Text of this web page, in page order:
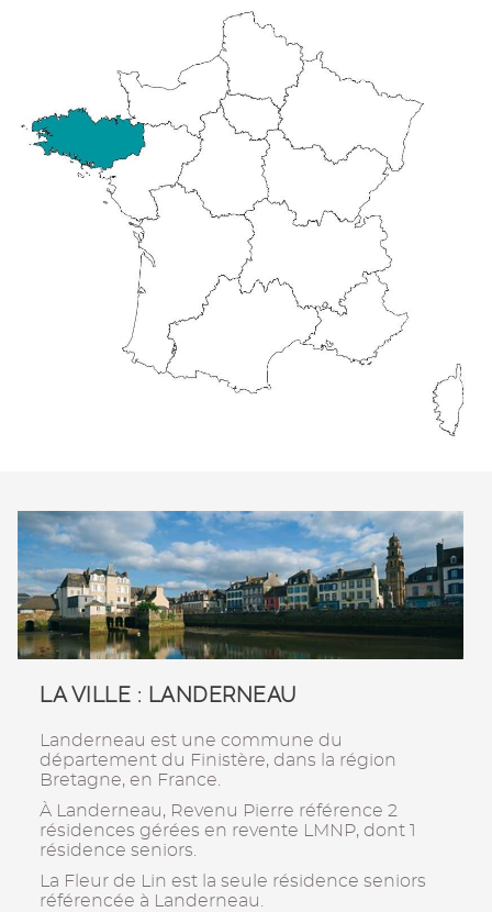
LA VILLE : LANDERNEAU
Landerneau est une commune du
département du Finistère, dans la région
Bretagne, en France.
À Landerneau, Revenu Pierre référence 2
résidences gérées en revente LMNP, dont 1
résidence seniors.
La Fleur de Lin est la seule résidence seniors
référencée à Landerneau.